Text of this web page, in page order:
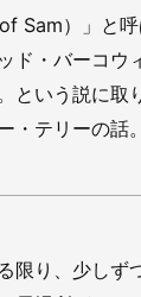
Sam）」と
ド・バーコウ
という説に取
・テリーの話
限り、少しず